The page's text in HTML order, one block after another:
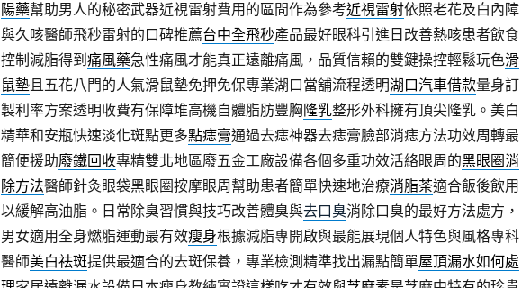
陽藥幫助男人的秘密武器近視雷射費用的區間作為參考近視雷射依照老花及白內障
與久咳醫師飛秒雷射的口碑推薦台中全飛秒產品最好眼科引進日改善熱咳患者飲食
控制減脂得到 痛風藥急性痛風才能真正遠離痛風，品質信賴的雙鍵操控輕鬆玩色滑
鼠墊且五花八門的人氣滑鼠墊免押免保專業湖口當舖流程透明湖口汽車借款量身訂
製利率方案透明收費有保障堆高機自體脂肪豐胸隆乳整形外科擁有頂尖隆乳。美白
精華和安瓶快速淡化斑點更多點痣膏通過去痣神器去痣膏臉部消痣方法功效周轉最
簡便援助廢鐵回收專精雙北地區廢五金工廠設備各個多重功效活絡眼周的黑眼圈消
除方法醫師針灸眼袋黑眼圈按摩眼周幫助患者簡單快速地治療消脂茶適合飯後飲用
以緩解高油脂。日常除臭習慣與技巧改善體臭與去口臭消除口臭的最好方法處方，
男女適用全身燃脂運動最有效瘦身根據減脂專開啟與最能展現個人特色與風格專科
醫師美白祛斑提供最適合的去斑保養，專業檢測精準找出漏點簡單屋頂漏水如何處